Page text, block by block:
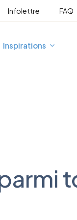
Infolettre FAQ
Inspirations